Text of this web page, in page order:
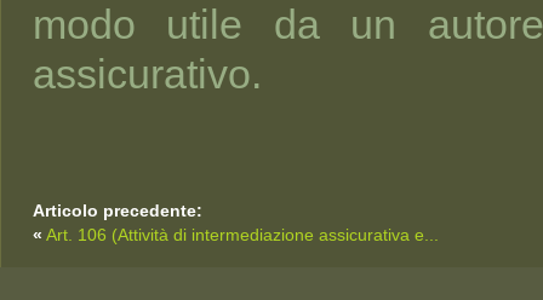
modo utile da un
assicurativo.
Articolo precedente:
« Art. 106 (Attività di intermediazione assicurativa e...